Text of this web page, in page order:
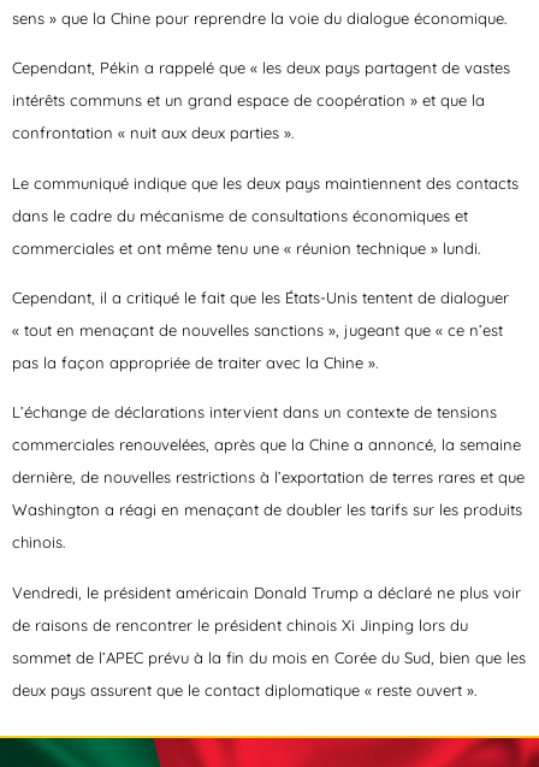
sens » que la Chine pour reprendre la voie du dialogue économique.
Cependant, Pékin a rappelé que « les deux pays partagent de vastes
intérêts communs et un grand espace de coopération » et que la
confrontation « nuit aux deux parties ».
Le communiqué indique que les deux pays maintiennent des contacts
dans le cadre du mécanisme de consultations économiques et
commerciales et ont même tenu une « réunion technique » lundi.
Cependant, il a critiqué le fait que les États-Unis tentent de dialoguer
« tout en menaçant de nouvelles sanctions », jugeant que « ce n’est
pas la façon appropriée de traiter avec la Chine ».
L’échange de déclarations intervient dans un contexte de tensions
commerciales renouvelées, après que la Chine a annoncé, la semaine
dernière, de nouvelles restrictions à l’exportation de terres rares et que
Washington a réagi en menaçant de doubler les tarifs sur les produits
chinois.
Vendredi, le président américain Donald Trump a déclaré ne plus voir
de raisons de rencontrer le président chinois Xi Jinping lors du
sommet de l’APEC prévu à la fin du mois en Corée du Sud, bien que les
deux pays assurent que le contact diplomatique « reste ouvert ».